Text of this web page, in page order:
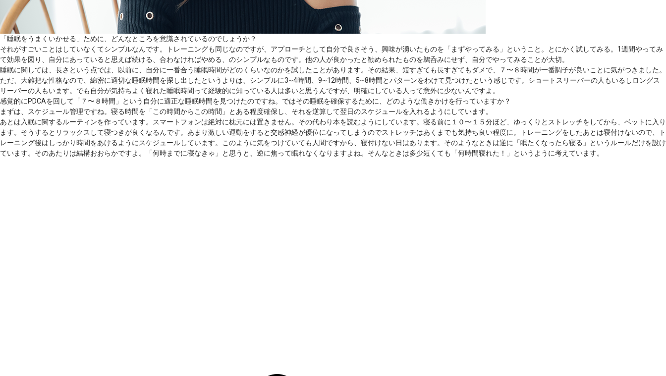
「睡眠をうまくいかせる」ために、どんなところを意識されているのでしょうか？
それがすごいことはしていなくてシンプルなんです。トレーニングも同じなのですが、アプローチとして自分で良さそう、興味が湧いたものを「まずやってみる」ということ。とにかく試してみる。1週間やってみ
て効果を図り、自分にあっていると思えば続ける、合わなければやめる、のシンプルなものです。他の人が良かったと勧められたものを鵜呑みにせず、自分でやってみることが大切。
睡眠に関しては、長さという点では、以前に、自分に一番合う睡眠時間がどのくらいなのかを試したことがあります。その結果、短すぎても長すぎてもダメで、７〜８時間が一番調子が良いことに気がつきました。
ただ、大雑把な性格なので、綿密に適切な睡眠時間を探し出したというよりは、シンプルに3~4時間、9~12時間、5~8時間とパターンをわけて見つけたという感じです。ショートスリーパーの人もいるしロングス
リーパーの人もいます。でも自分が気持ちよく寝れた睡眠時間って経験的に知っている人は多いと思うんですが、明確にしている人って意外に少ないんですよ。
感覚的にPDCAを回して「７〜８時間」という自分に適正な睡眠時間を見つけたのですね。ではその睡眠を確保するために、どのような働きかけを行っていますか？
まずは、スケジュール管理ですね。寝る時間を「この時間からこの時間」とある程度確保し、それを逆算して翌日のスケジュールを入れるようにしています。
あとは入眠に関するルーティンを作っています。スマートフォンは絶対に枕元には置きません。その代わり本を読むようにしています。寝る前に１０〜１５分ほど、ゆっくりとストレッチをしてから、ベットに入り
ます。そうするとリラックスして寝つきが良くなるんです。あまり激しい運動をすると交感神経が優位になってしまうのでストレッチはあくまでも気持ち良い程度に。トレーニングをしたあとは寝付けないので、ト
レーニング後はしっかり時間をあけるようにスケジュールしています。このように気をつけていても人間ですから、寝付けない日はあります。そのようなときは逆に「眠たくなったら寝る」というルールだけを設け
ています。そのあたりは結構おおらかですよ。「何時までに寝なきゃ」と思うと、逆に焦って眠れなくなりますよね。そんなときは多少短くても「何時間寝れた！」というように考えています。